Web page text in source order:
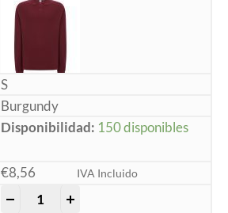
S
Burgundy
Disponibilidad: 150 disponibles
€8,56 IVA Incluido